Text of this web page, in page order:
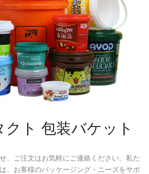
クト 包装バケット
、ご注文はお気軽にご連絡ください。私た
、お客様のパッケージング・ニーズをサポ